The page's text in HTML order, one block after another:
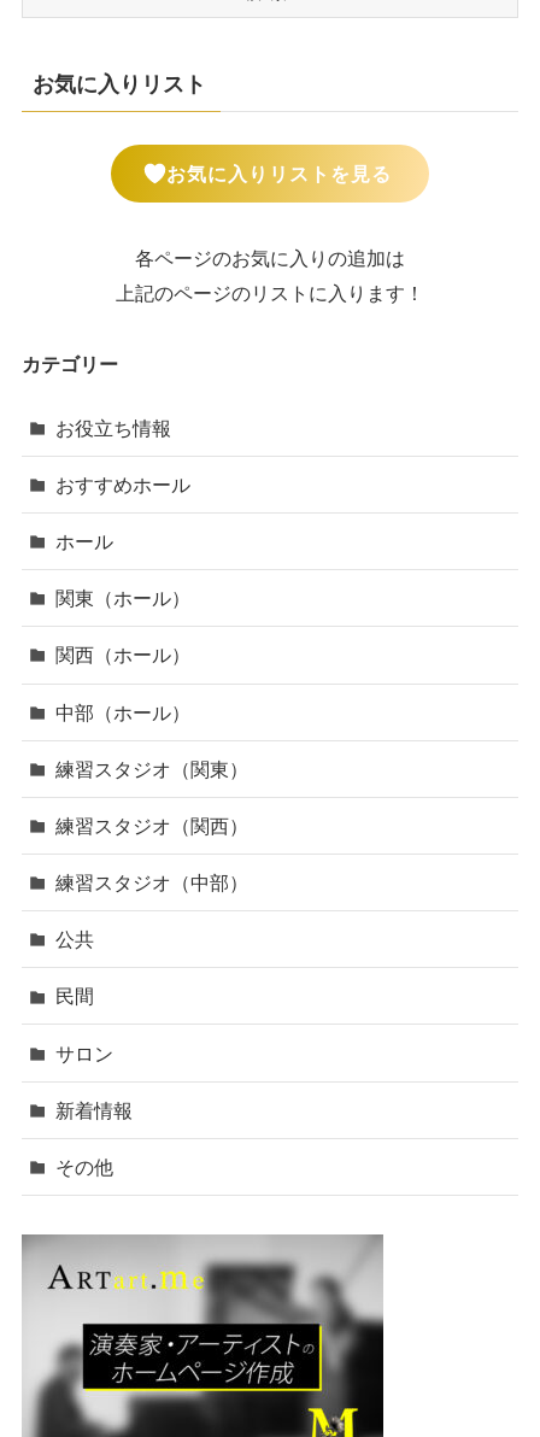
お気に入りリスト
お気に入りリストを見る
各ページのお気に入りの追加は
上記のページのリストに入ります！
カテゴリー
お役立ち情報
おすすめホール
ホール
関東（ホール）
関西（ホール）
中部（ホール）
練習スタジオ（関東）
練習スタジオ（関西）
練習スタジオ（中部）
公共
民間
サロン
新着情報
その他